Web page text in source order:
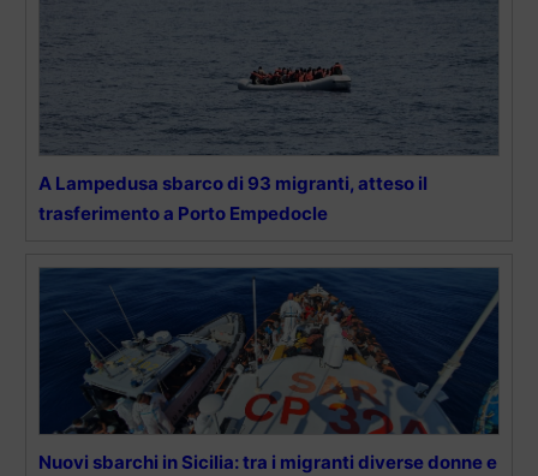
A Lampedusa sbarco di 93 migranti, atteso il
trasferimento a Porto Empedocle
Nuovi sbarchi in Sicilia: tra i migranti diverse donne e